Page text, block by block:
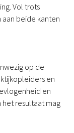
Vol trots
beide kanten
op de
en
en
resultaat mag